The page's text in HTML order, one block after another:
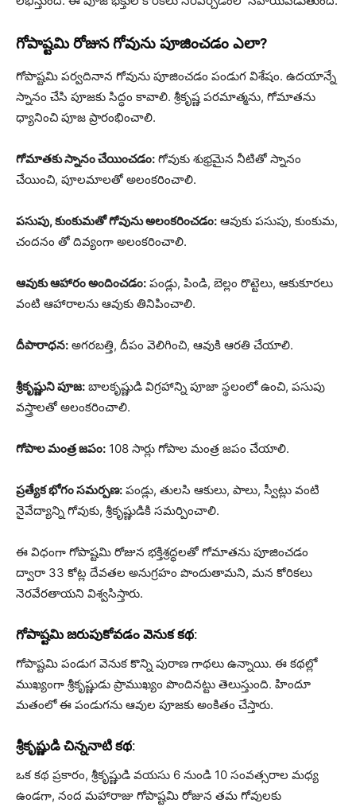
గోపాష్టమి రోజున గోవును పూజించడం ఎలా?
గోపాష్టమి పర్వదినాన గోవును పూజించడం పండుగ విశేషం. ఉదయాన్నే
స్నానం చేసి పూజకు సిద్ధం కావాలి. శ్రీకృష్ణ పరమాత్మను, గోమాతను
ధ్యానించి పూజ ప్రారంభించాలి.
గోమాతకు స్నానం చేయించడం: గోవుకు శుభ్రమైన నీటితో స్నానం
చేయించి, పూలమాలతో అలంకరించాలి.
పసుపు, కుంకుమతో గోవును అలంకరించడం: ఆవుకు పసుపు, కుంకుమ,
చందనం తో దివ్యంగా అలంకరించాలి.
ఆవుకు ఆహారం అందించడం: పండ్లు, పిండి, బెల్లం రొట్టెలు, ఆకుకూరలు
వంటి ఆహారాలను ఆవుకు తినిపించాలి.
దీపారాధన: అగరబత్తి, దీపం వెలిగించి, ఆవుకి ఆరతి చేయాలి.
శ్రీకృష్ణుని పూజ: బాలకృష్ణుడి విగ్రహాన్ని పూజా స్థలంలో ఉంచి, పసుపు
వస్త్రాలతో అలంకరించాలి.
గోపాల మంత్ర జపం: 108 సార్లు గోపాల మంత్ర జపం చేయాలి.
ప్రత్యేక భోగం సమర్పణ: పండ్లు, తులసి ఆకులు, పాలు, స్వీట్లు వంటి
నైవేద్యాన్ని గోవుకు, శ్రీకృష్ణుడికి సమర్పించాలి.
ఈ విధంగా గోపాష్టమి రోజున భక్తిశ్రద్ధలతో గోమాతను పూజించడం
ద్వారా 33 కోట్ల దేవతల అనుగ్రహం పొందుతామని, మన కోరికలు
నెరవేరతాయని విశ్వసిస్తారు.
గోపాష్టమి జరుపుకోవడం వెనుక కథ:
గోపాష్టమి పండుగ వెనుక కొన్ని పురాణ గాథలు ఉన్నాయి. ఈ కథల్లో
ముఖ్యంగా శ్రీకృష్ణుడు ప్రాముఖ్యం పొందినట్టు తెలుస్తుంది. హిందూ
మతంలో ఈ పండుగను ఆవుల పూజకు అంకితం చేస్తారు.
శ్రీకృష్ణుడి చిన్ననాటి కథ:
ఒక కథ ప్రకారం, శ్రీకృష్ణుడి వయసు 6 నుండి 10 సంవత్సరాల మధ్య
ఉండగా, నంద మహారాజు గోపాష్టమి రోజున తమ గోవులకు